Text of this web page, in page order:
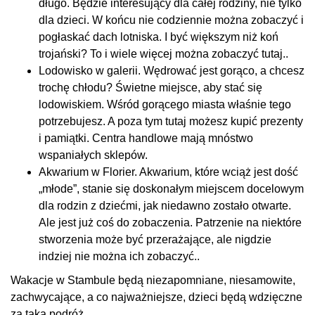
długo. Będzie interesujący dla całej rodziny, nie tylko
dla dzieci. W końcu nie codziennie można zobaczyć i
pogłaskać dach lotniska. I być większym niż koń
trojański? To i wiele więcej można zobaczyć tutaj..
Lodowisko w galerii. Wędrować jest gorąco, a chcesz
trochę chłodu? Świetne miejsce, aby stać się
lodowiskiem. Wśród gorącego miasta właśnie tego
potrzebujesz. A poza tym tutaj możesz kupić prezenty
i pamiątki. Centra handlowe mają mnóstwo
wspaniałych sklepów.
Akwarium w Florier. Akwarium, które wciąż jest dość
„młode”, stanie się doskonałym miejscem docelowym
dla rodzin z dziećmi, jak niedawno zostało otwarte.
Ale jest już coś do zobaczenia. Patrzenie na niektóre
stworzenia może być przerażające, ale nigdzie
indziej nie można ich zobaczyć..
Wakacje w Stambule będą niezapomniane, niesamowite,
zachwycające, a co najważniejsze, dzieci będą wdzięczne